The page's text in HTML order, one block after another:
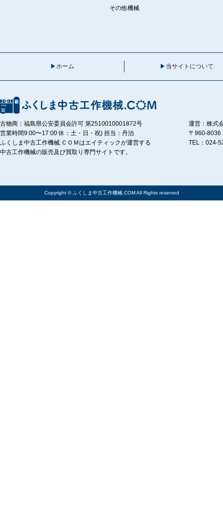
その他機械
ホーム 当サイトについて
古物商：福島県公安委員会許可 第2510010001872号
営業時間9:00〜17:00 休：土・日・祝) 担当：丹治
ふくしま中古工作機械.ＣＯＭはエイティックが運営する
中古工作機械の販売及び買取り専門サイトです。
運営：株式
〒960-8036
TEL：024-
Copyright © ふくしま中古工作機械.COM All Rights reserved